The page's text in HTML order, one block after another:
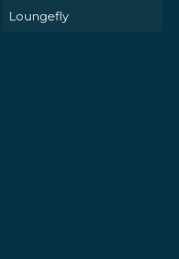
Loungefly